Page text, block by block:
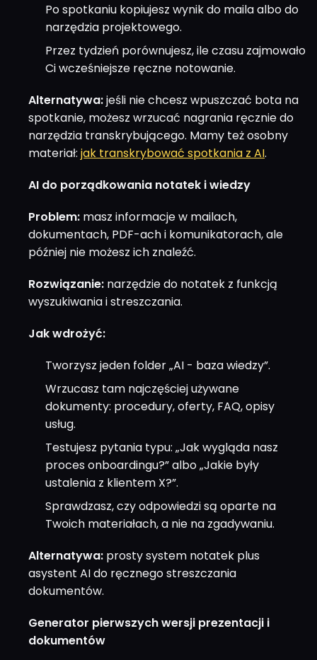
Po spotkaniu kopiujesz wynik do maila albo do
narzędzia projektowego.
Przez tydzień porównujesz, ile czasu zajmowało
Ci wcześniejsze ręczne notowanie.
Alternatywa:jeśli nie chcesz wpuszczać bota na
spotkanie, możesz wrzucać nagrania ręcznie do
narzędzia transkrybującego. Mamy też osobny
materiał: jak transkrybować spotkania z AI.
AI do porządkowania notatek i wiedzy
Problem: masz informacje w mailach,
dokumentach, PDF-ach i komunikatorach, ale
później nie możesz ich znaleźć.
Rozwiązanie: narzędzie do notatek z funkcją
wyszukiwania i streszczania.
Jak wdrożyć:
Tworzysz jeden folder „AI - baza wiedzy”.
Wrzucasz tam najczęściej używane
dokumenty: procedury, oferty, FAQ, opisy
usług.
Testujesz pytania typu: „Jak wygląda nasz
proces onboardingu?” albo „Jakie były
ustalenia z klientem X?”.
Sprawdzasz, czy odpowiedzi są oparte na
Twoich materiałach, a nie na zgadywaniu.
Alternatywa: prosty system notatek plus
asystent AI do ręcznego streszczania
dokumentów.
Generator pierwszych wersji prezentacji i
dokumentów